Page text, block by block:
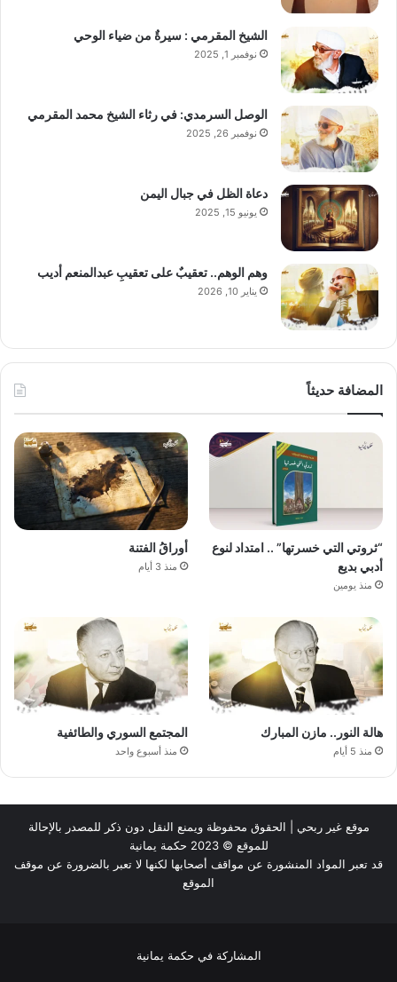
الشيخ المقرمي : سيرةٌ من ضياء الوحي
نوفمبر 1, 2025
الوصل السرمدي: في رثاء الشيخ محمد المقرمي
نوفمبر 26, 2025
دعاة الظل في جبال اليمن
يونيو 15, 2025
وهم الوهم.. تعقيبٌ على تعقيبِ عبدالمنعم أديب
يناير 10, 2026
المضافة حديثاً
“ثروتي التي خسرتها” .. امتداد لنوع
أدبي بديع
منذ يومين
أوراقُ الفتنة
منذ 3 أيام
هالة النور.. مازن المبارك
منذ 5 أيام
المجتمع السوري والطائفية
منذ أسبوع واحد
موقع غير ربحي | الحقوق محفوظة ويمنع النقل دون ذكر للمصدر بالإحالة
للموقع © 2023 حكمة يمانية
قد تعبر المواد المنشورة عن مواقف أصحابها لكنها لا تعبر بالضرورة عن موقف
الموقع
المشاركة في حكمة يمانية